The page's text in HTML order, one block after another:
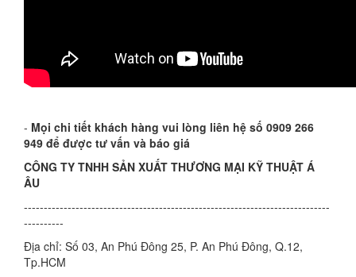
- Mọi chi tiết khách hàng vui lòng liên hệ số 0909 266
949 để được tư vấn và báo giá
CÔNG TY TNHH SẢN XUẤT THƯƠNG MẠI KỸ THUẬT Á
ÂU
-----------------------------------------------------------------------------
----------
Địa chỉ: Số 03, An Phú Đông 25, P. An Phú Đông, Q.12,
Tp.HCM